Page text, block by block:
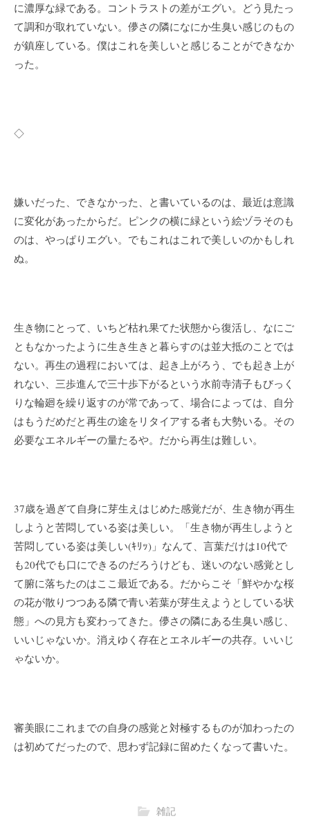
に濃厚な緑である。コントラストの差がエグい。どう見たっ
て調和が取れていない。儚さの隣になにか生臭い感じのもの
が鎮座している。僕はこれを美しいと感じることができなか
った。
◇
嫌いだった、できなかった、と書いているのは、最近は意識
に変化があったからだ。ピンクの横に緑という絵ヅラそのも
のは、やっぱりエグい。でもこれはこれで美しいのかもしれ
ぬ。
生き物にとって、いちど枯れ果てた状態から復活し、なにご
ともなかったように生き生きと暮らすのは並大抵のことでは
ない。再生の過程においては、起き上がろう、でも起き上が
れない、三歩進んで三十歩下がるという水前寺清子もびっく
りな輪廻を繰り返すのが常であって、場合によっては、自分
はもうだめだと再生の途をリタイアする者も大勢いる。その
必要なエネルギーの量たるや。だから再生は難しい。
37歳を過ぎて自身に芽生えはじめた感覚だが、生き物が再生
しようと苦悶している姿は美しい。「生き物が再生しようと
苦悶している姿は美しい(ｷﾘｯ)」なんて、言葉だけは10代で
も20代でも口にできるのだろうけども、迷いのない感覚とし
て腑に落ちたのはここ最近である。だからこそ「鮮やかな桜
の花が散りつつある隣で青い若葉が芽生えようとしている状
態」への見方も変わってきた。儚さの隣にある生臭い感じ、
いいじゃないか。消えゆく存在とエネルギーの共存。いいじ
ゃないか。
審美眼にこれまでの自身の感覚と対極するものが加わったの
は初めてだったので、思わず記録に留めたくなって書いた。
雑記